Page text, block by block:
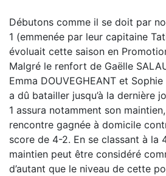
Débutons comme il se doit par
1 (emmenée par leur capitaine
évoluait cette saison en
Malgré le renfort de Gaëlle
Emma DOUVEGHEANT et Sophie
a dû batailler jusqu’à la dernière
1 assura notamment son
rencontre gagnée à domicile
score de 4-2. En se classant à la
maintien peut être considéré
d’autant que le niveau de cette